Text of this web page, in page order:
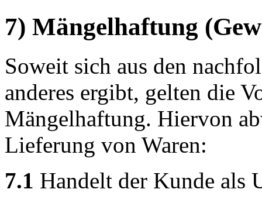
7) Mängelhaftung
Soweit sich aus den
anderes ergibt, gelten die
Mängelhaftung. Hiervon
Lieferung von Waren:
7.1 Handelt der Kunde als